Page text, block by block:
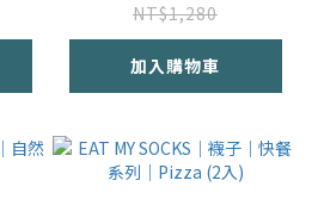
NT$1,280
加入購物車